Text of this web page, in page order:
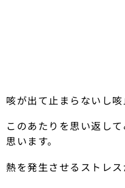
咳が出て止まらないし
このあたりを思い返し
思います。
熱を発生させるストレス